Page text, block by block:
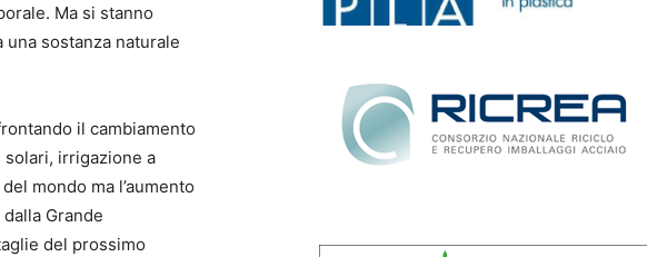
Ma si stanno
sostanza naturale
il cambiamento
irrigazione a
mondo ma l’aumento
Grande
del prossimo